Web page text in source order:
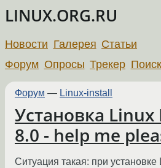
LINUX.ORG.RU
Новости Галерея Статьи
Форум Опросы Трекер Поиск
Форум — Linux-install
Установка
8.0 - help me
Ситуация такая: при установке